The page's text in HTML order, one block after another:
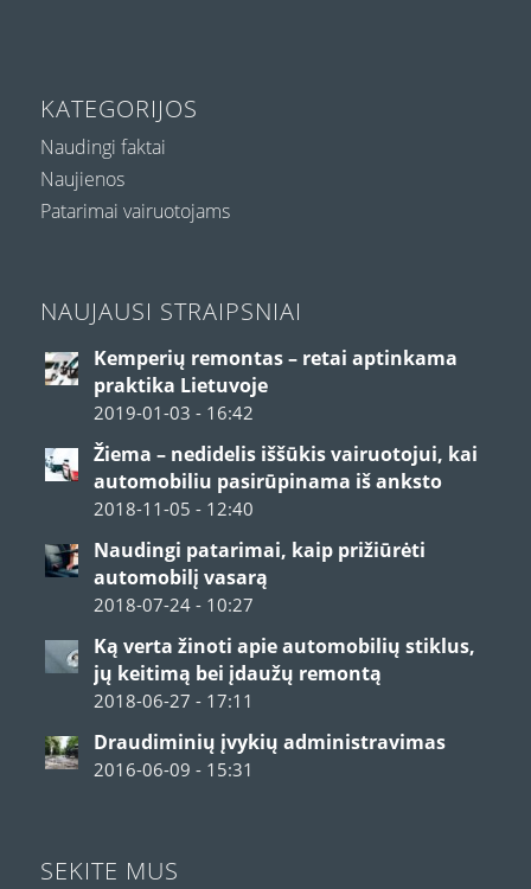
KATEGORIJOS
Naudingi faktai
Naujienos
Patarimai vairuotojams
NAUJAUSI STRAIPSNIAI
Kemperių remontas – retai aptinkama
praktika Lietuvoje
2019-01-03 - 16:42
Žiema – nedidelis iššūkis vairuotojui, kai
automobiliu pasirūpinama iš anksto
2018-11-05 - 12:40
Naudingi patarimai, kaip prižiūrėti
automobilį vasarą
2018-07-24 - 10:27
Ką verta žinoti apie automobilių stiklus,
jų keitimą bei įdaužų remontą
2018-06-27 - 17:11
Draudiminių įvykių administravimas
2016-06-09 - 15:31
SEKITE MUS